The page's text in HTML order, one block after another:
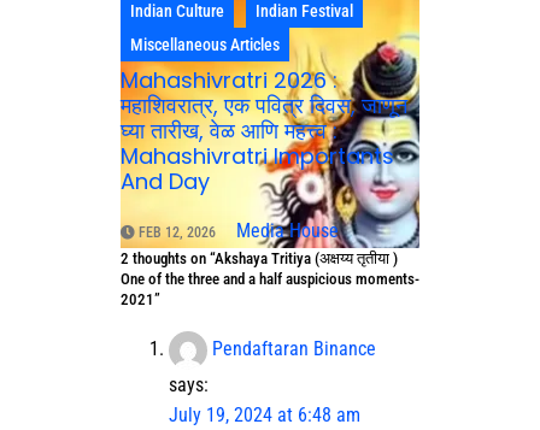
Indian Culture
Indian Festival
Miscellaneous Articles
Mahashivratri 2026 :
महाशिवरात्र, एक पवित्र दिवस, जाणून
घ्या तारीख, वेळ आणि महत्त्व :
Mahashivratri Importants
And Day
FEB 12, 2026 Media House
2 thoughts on “Akshaya Tritiya (अक्षय्य तृतीया )
One of the three and a half auspicious moments-
2021”
Pendaftaran Binance
says:
July 19, 2024 at 6:48 am